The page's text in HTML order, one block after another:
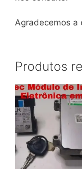
Agradecemos a
Produtos